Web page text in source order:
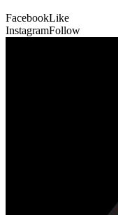
FacebookLike
InstagramFollow